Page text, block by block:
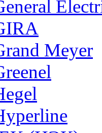
Meyer